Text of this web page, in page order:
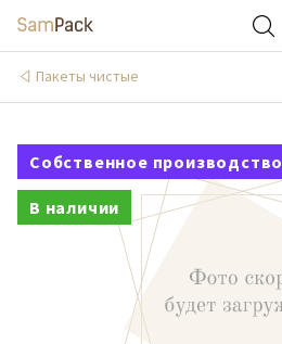
Пакеты чистые
Собственное производство
В наличии